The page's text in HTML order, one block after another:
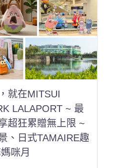
就在MITSUI
LALAPORT ~ 最
超狂累贈無上限 ~
、日式TAMAIRE趣
咪月